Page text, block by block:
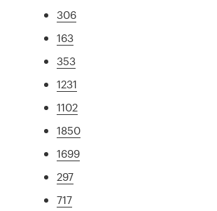
306
163
353
1231
1102
1850
1699
297
717